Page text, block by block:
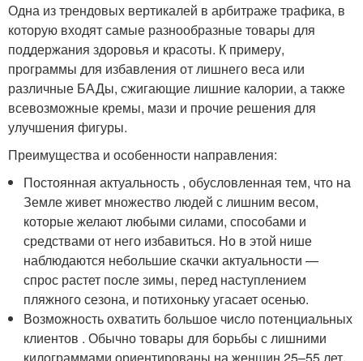
Одна из трендовых вертикалей в арбитраже трафика, в
которую входят самые разнообразные товары для
поддержания здоровья и красоты. К примеру,
программы для избавления от лишнего веса или
различные БАДы, сжигающие лишние калории, а также
всевозможные кремы, мази и прочие решения для
улучшения фигуры.
Преимущества и особенности направления:
Постоянная актуальность , обусловленная тем, что на
Земле живет множество людей с лишним весом,
которые желают любыми силами, способами и
средствами от него избавиться. Но в этой нише
наблюдаются небольшие скачки актуальности —
спрос растет после зимы, перед наступлением
пляжного сезона, и потихоньку угасает осенью.
Возможность охватить большое число потенциальных
клиентов . Обычно товары для борьбы с лишними